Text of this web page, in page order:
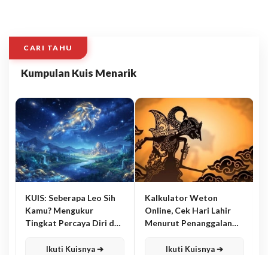
CARI TAHU
Kumpulan Kuis Menarik
KUIS: Seberapa Leo Sih
Kamu? Mengukur
Tingkat Percaya Diri dan
Ikuti Kuisnya ➔
Kalkulator Weton
Online, Cek Hari Lahir
Menurut Penanggalan
Ikuti Kuisnya ➔